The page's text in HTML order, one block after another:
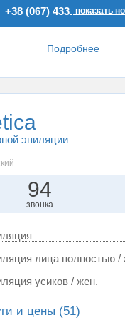
+38 (067) 433..показать
Подробнее
эпиляции
94
звонка
лица полностью /
усиков / жен.
и цены (51)